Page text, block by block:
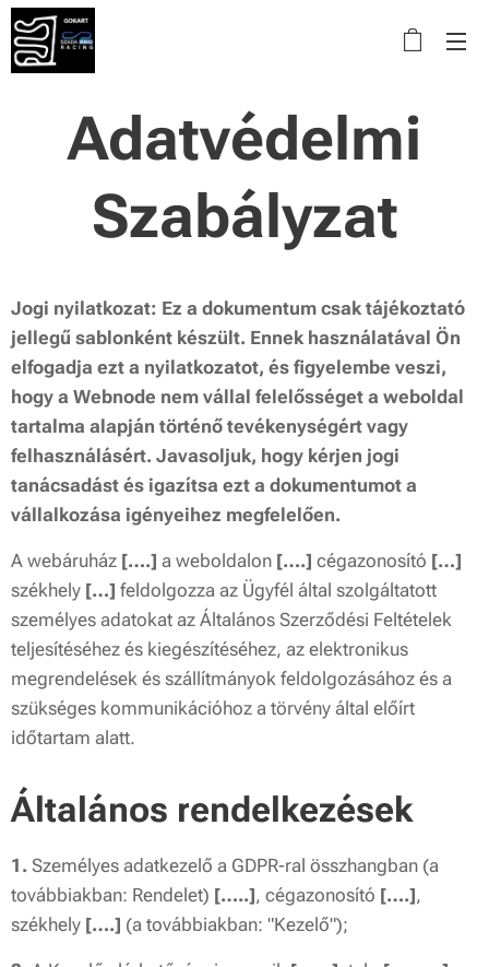
Adatvédelmi
Szabályzat
Jogi nyilatkozat: Ez a dokumentum csak tájékoztató
jellegű sablonként készült. Ennek használatával Ön
elfogadja ezt a nyilatkozatot, és figyelembe veszi,
hogy a Webnode nem vállal felelősséget a weboldal
tartalma alapján történő tevékenységért vagy
felhasználásért. Javasoljuk, hogy kérjen jogi
tanácsadást és igazítsa ezt a dokumentumot a
vállalkozása igényeihez megfelelően.
A webáruház [….] a weboldalon [….] cégazonosító […]
székhely […] feldolgozza az Ügyfél által szolgáltatott
személyes adatokat az Általános Szerződési Feltételek
teljesítéséhez és kiegészítéséhez, az elektronikus
megrendelések és szállítmányok feldolgozásához és a
szükséges kommunikációhoz a törvény által előírt
időtartam alatt.
Általános rendelkezések
1. Személyes adatkezelő a GDPR-ral összhangban (a
továbbiakban: Rendelet) […..], cégazonosító [….],
székhely [….] (a továbbiakban: "Kezelő");